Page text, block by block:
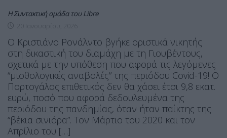
Η Συντακτική ομάδα του Libre
Ο Κριστιάνο Ρονάλντο βγήκε οριστικά νικητής
στη δικαστική του διαμάχη με τη Γιουβέντους,
σχετικά με την υπόθεση που αφορά τις λεγόμενες
“μισθολογικές αναβολές” της περιόδου Covid-19! Ο
Πορτογάλος επιθετικός δεν θα χάσει έτσι 9,8 εκατ.
ευρώ, ποσό που αφορά δεδουλευμένα της
περιόδου της πανδημίας, όταν ήταν παίκτης της
“βέκια σινιόρα”. Τον Μάρτιο του 2020 και τον
Απρίλιο του […]